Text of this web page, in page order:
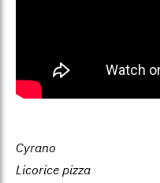
Cyrano
Licorice pizza